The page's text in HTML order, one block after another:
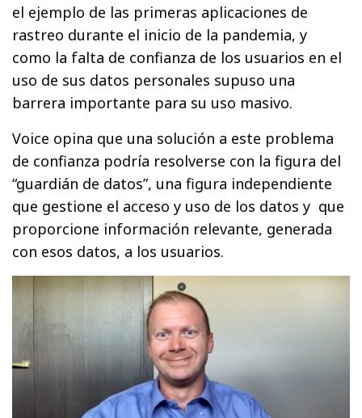
el ejemplo de las primeras aplicaciones de
rastreo durante el inicio de la pandemia, y
como la falta de confianza de los usuarios en el
uso de sus datos personales supuso una
barrera importante para su uso masivo.
Voice opina que una solución a este problema
de confianza podría resolverse con la figura del
“guardián de datos”, una figura independiente
que gestione el acceso y uso de los datos y que
proporcione información relevante, generada
con esos datos, a los usuarios.